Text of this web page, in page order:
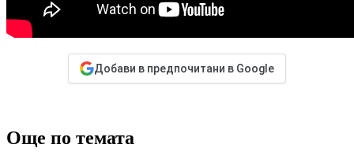
Добави в предпочитани в Google
Още по темата